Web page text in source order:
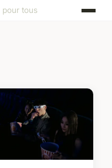
pour tous